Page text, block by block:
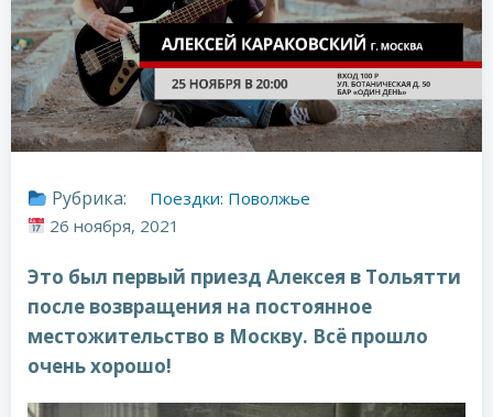
Рубрика:
Поездки: Поволжье
26 ноября, 2021
Это был первый приезд Алексея в Тольятти
после возвращения на постоянное
местожительство в Москву. Всё прошло
очень хорошо!